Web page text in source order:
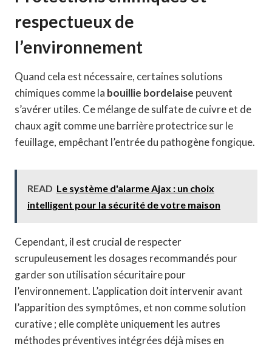
respectueux de
l’environnement
Quand cela est nécessaire, certaines solutions
chimiques comme la bouillie bordelaise peuvent
s’avérer utiles. Ce mélange de sulfate de cuivre et de
chaux agit comme une barrière protectrice sur le
feuillage, empêchant l’entrée du pathogène fongique.
READ Le système d'alarme Ajax : un choix
intelligent pour la sécurité de votre maison
Cependant, il est crucial de respecter
scrupuleusement les dosages recommandés pour
garder son utilisation sécuritaire pour
l’environnement. L’application doit intervenir avant
l’apparition des symptômes, et non comme solution
curative ; elle complète uniquement les autres
méthodes préventives intégrées déjà mises en